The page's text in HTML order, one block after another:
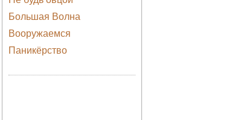
Большая Волна
Вооружаемся
Паникёрство